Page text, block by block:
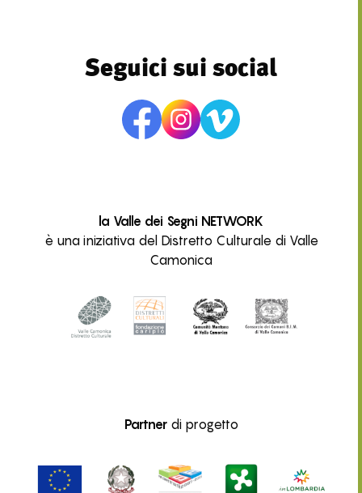
Seguici sui social
la Valle dei Segni NETWORK
è una iniziativa del Distretto Culturale di Valle
Camonica
Partnerdi progetto